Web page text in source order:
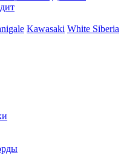
Kawasaki White Siberia